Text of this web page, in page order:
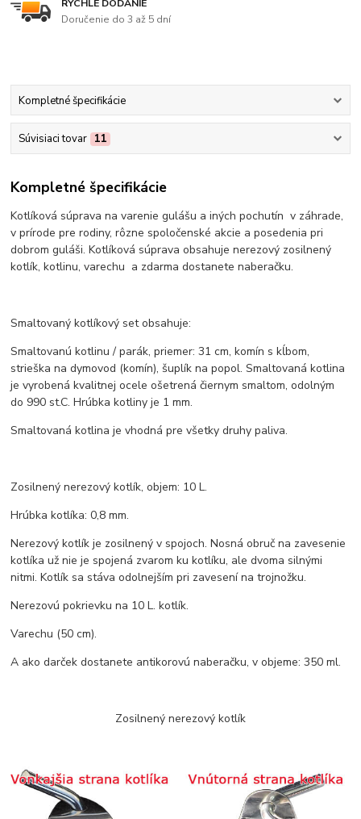
RÝCHLE DODANIE
Doručenie do 3 až 5 dní
Kompletné špecifikácie
Súvisiaci tovar 11
Kompletné špecifikácie
Kotlíková súprava na varenie gulášu a iných pochutín v záhrade,
v prírode pre rodiny, rôzne spoločenské akcie a posedenia pri
dobrom guláši. Kotlíková súprava obsahuje nerezový zosilnený
kotlík, kotlinu, varechu a zdarma dostanete naberačku.
Smaltovaný kotlíkový set obsahuje:
Smaltovanú kotlinu / parák, priemer: 31 cm, komín s kĺbom,
strieška na dymovod (komín), šuplík na popol. Smaltovaná kotlina
je vyrobená kvalitnej ocele ošetrená čiernym smaltom, odolným
do 990 st.C. Hrúbka kotliny je 1 mm.
Smaltovaná kotlina je vhodná pre všetky druhy paliva.
Zosilnený nerezový kotlík, objem: 10 L.
Hrúbka kotlíka: 0,8 mm.
Nerezový kotlík je zosilnený v spojoch. Nosná obruč na zavesenie
kotlíka už nie je spojená zvarom ku kotlíku, ale dvoma silnými
nitmi. Kotlík sa stáva odolnejším pri zavesení na trojnožku.
Nerezovú pokrievku na 10 L. kotlík.
Varechu (50 cm).
A ako darček dostanete antikorovú naberačku, v objeme: 350 ml.
Zosilnený nerezový kotlík